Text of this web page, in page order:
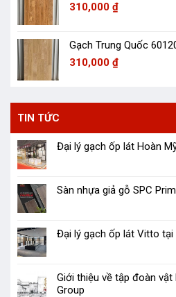
310,000 ₫
Gạch Trung Quốc
310,000 ₫
TIN TỨC
Đại lý gạch ốp lát Hoàn
Sàn nhựa giả gỗ SPC
Đại lý gạch ốp lát Vitto tại
Giới thiệu về tập đoàn vật
Group